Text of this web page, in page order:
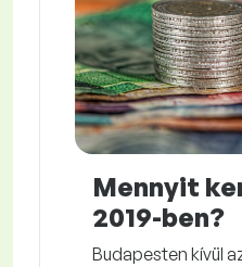
Mennyit
2019-ben?
Budapesten kívül